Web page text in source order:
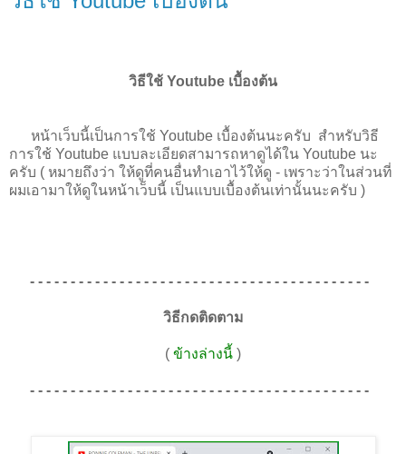
วิธีใช้ Youtube เบื้องต้น
หน้าเว็บนี้เป็นการใช้ Youtube เบื้องต้นนะครับ สำหรับวิธี
การใช้ Youtube แบบละเอียดสามารถหาดูได้ใน Youtube นะ
ครับ ( หมายถึงว่า ให้ดูที่คนอื่นทำเอาไว้ให้ดู - เพราะว่าในส่วนที่
ผมเอามาให้ดูในหน้าเว็บนี้ เป็นแบบเบื้องต้นเท่านั้นนะครับ )
- - - - - - - - - - - - - - - - - - - - - - - - - - - - - - - - - - - - - - - - - -
วิธีกดติดตาม
( ข้างล่างนี้ )
- - - - - - - - - - - - - - - - - - - - - - - - - - - - - - - - - - - - - - - - - -